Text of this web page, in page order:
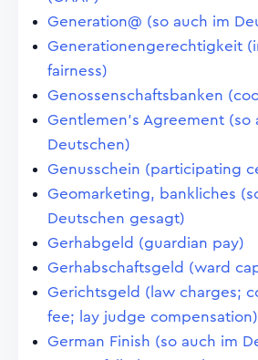
Generation@ (so auch im
Generationengerechtigkeit
fairness)
Genossenschaftsbanken
Gentlemen's Agreement (so
Deutschen)
Genusschein (participating
Geomarketing, bankliches
Deutschen gesagt)
Gerhabgeld (guardian pay)
Gerhabschaftsgeld (ward
Gerichtsgeld (law charges;
fee; lay judge compensation)
German Finish (so auch im